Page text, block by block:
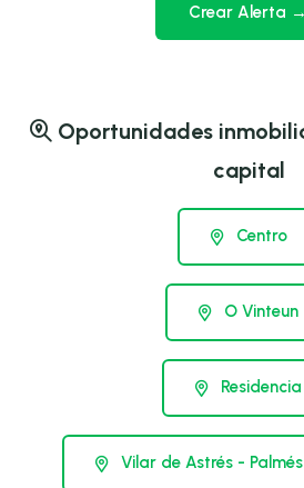
Crear Alerta →
Oportunidades
capital
Centro
O Vinteun
Residencia
Vilar de Astrés -